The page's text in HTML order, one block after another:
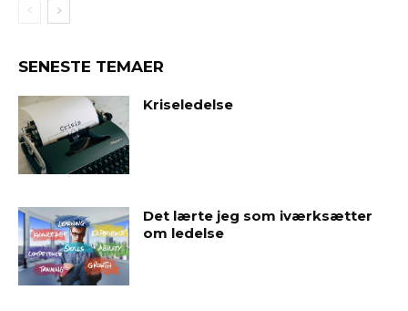
SENESTE TEMAER
Kriseledelse
Det lærte jeg som iværksætter
om ledelse